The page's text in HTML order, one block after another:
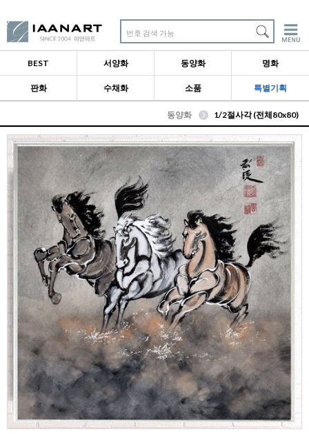
번호 검색 가능
BEST 서양화 동양화 명화
판화 수채화 소품 특별기획
동양화 1/2절사각 (전체80x80)